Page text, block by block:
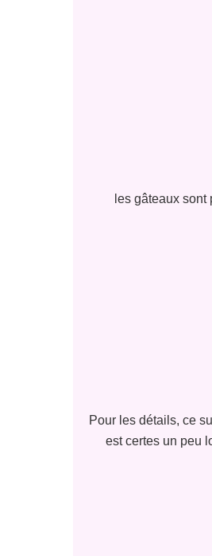
les gâteaux
Pour les détails, ce
est certes un peu